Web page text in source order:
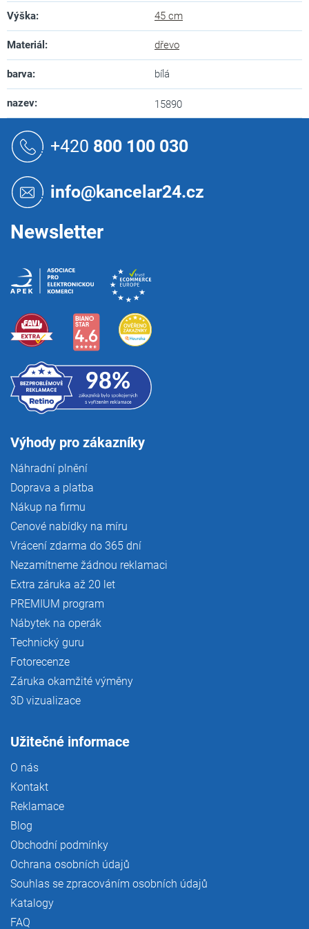
Výška: 45 cm
Materiál : dřevo
barva: bílá
nazev: 15890
+420 800 100 030
info@kancelar24.cz
Newsletter
Výhody pro zákazníky
Náhradní plnění
Doprava a platba
Nákup na firmu
Cenové nabídky na míru
Vrácení zdarma do 365 dní
Nezamítneme žádnou reklamaci
Extra záruka až 20 let
PREMIUM program
Nábytek na operák
Technický guru
Fotorecenze
Záruka okamžité výměny
3D vizualizace
Užitečné informace
O nás
Kontakt
Reklamace
Blog
Obchodní podmínky
Ochrana osobních údajů
Souhlas se zpracováním osobních údajů
Katalogy
FAQ